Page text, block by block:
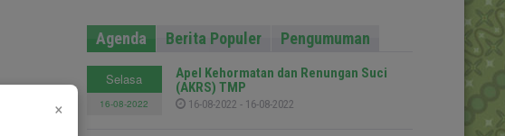
×
Agenda Berita Populer Pengumuman
Selasa
16-08-2022
Apel Kehormatan dan Renungan Suci
(AKRS) TMP
16-08-2022 - 16-08-2022